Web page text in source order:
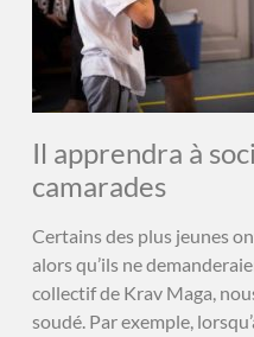
Il apprendra à
camarades
Certains des plus jeunes
alors qu’ils ne
collectif de Krav Maga,
soudé. Par exemple,